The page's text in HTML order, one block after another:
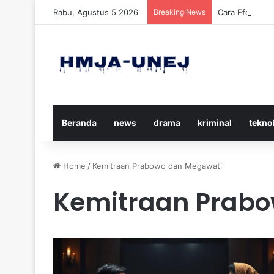
Rabu, Agustus 5 2026 Breaking News Cara Efektif
Beranda news drama kriminal
Home / Kemitraan Prabowo dan Megawati
Kemitraan